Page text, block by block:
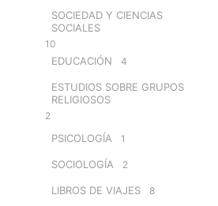
SOCIEDAD Y CIENCIAS
SOCIALES
10
EDUCACIÓN 4
ESTUDIOS SOBRE GRUPOS
RELIGIOSOS
2
PSICOLOGÍA 1
SOCIOLOGÍA 2
LIBROS DE VIAJES 8